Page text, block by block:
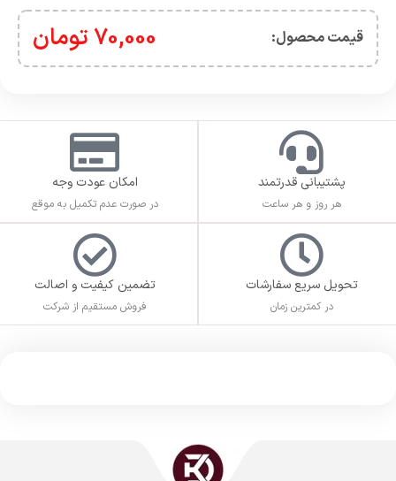
قیمت محصول:​ 70,000تومان
پشتیبانی قدرتمند
هر روز و هر ساعت
امکان عودت وجه
در صورت عدم تکمیل به موقع
تحویل سریع سفارشات
در کمترین زمان
تضمین کیفیت و اصالت
فروش مستقیم از شرکت